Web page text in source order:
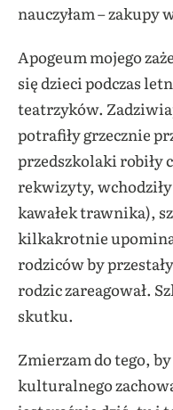
nauczyłam – zakupy
Apogeum mojego
się dzieci podczas
teatrzyków.
potrafiły grzecznie
przedszkolaki robiły
rekwizyty,
kawałek trawnika),
kilkakrotnie
rodziców by
rodzic zareagował.
skutku.
Zmierzam do tego,
kulturalnego